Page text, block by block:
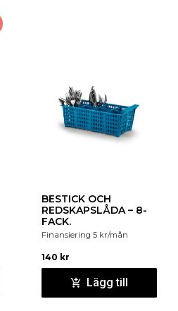
BESTICK OCH
REDSKAPSLÅDA – 8-
FACK.
Finansiering 5 kr/mån
140 kr
Lägg till